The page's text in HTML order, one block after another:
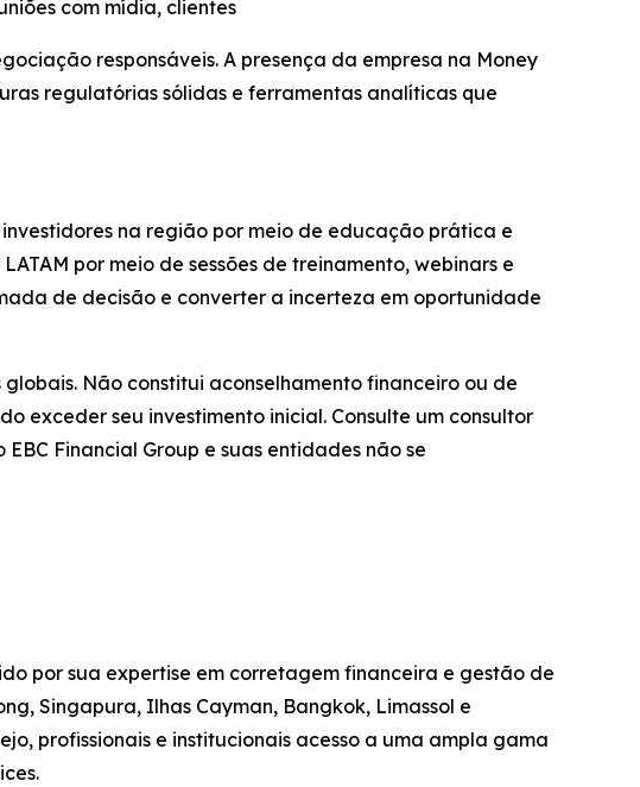
com mídia, clientes
responsáveis. A presença da empresa na Money
regulatórias sólidas e ferramentas analíticas que
na região por meio de educação prática e
por meio de sessões de treinamento, webinars e
de decisão e converter a incerteza em oportunidade
Não constitui aconselhamento financeiro ou de
exceder seu investimento inicial. Consulte um consultor
Financial Group e suas entidades não se
por sua expertise em corretagem financeira e gestão de
Singapura, Ilhas Cayman, Bangkok, Limassol e
profissionais e institucionais acesso a uma ampla gama